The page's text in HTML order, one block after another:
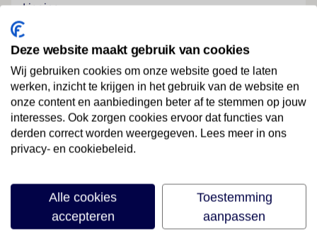
Ligging
Dit appartementencomplex ligt op ongeveer 800 m
afstand van het strand. De dichtstbijzijnde halte van
het openbaar vervoer bevindt zich op ongeveer 700
m afstand.
Hotelfaciliteiten
De vakantieappartementen zijn in 1985 gebouwd en
in 2020 gerenoveerd. Aan de receptie in de
ontvangsthal staat Engelstalig personeel met raad en
behoren een bagagedepot, een kluis, een
wisselkantoor en een drankenautomaat. In het hotel is
Wi-Fi verkrijgbaar. In de supermarkt zijn producten
Deze website maakt gebruik van cookies
Wij gebruiken cookies om onze website goed te laten
werken, inzicht te krijgen in het gebruik van de website en
onze content en aanbiedingen beter af te stemmen op jouw
interesses. Ook zorgen cookies ervoor dat functies van
derden correct worden weergegeven. Lees meer in ons
privacy- en cookiebeleid.
Alle cookies
accepteren
Toestemming
aanpassen